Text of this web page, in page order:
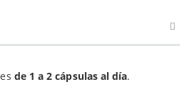
de 1 a 2 cápsulas al día.